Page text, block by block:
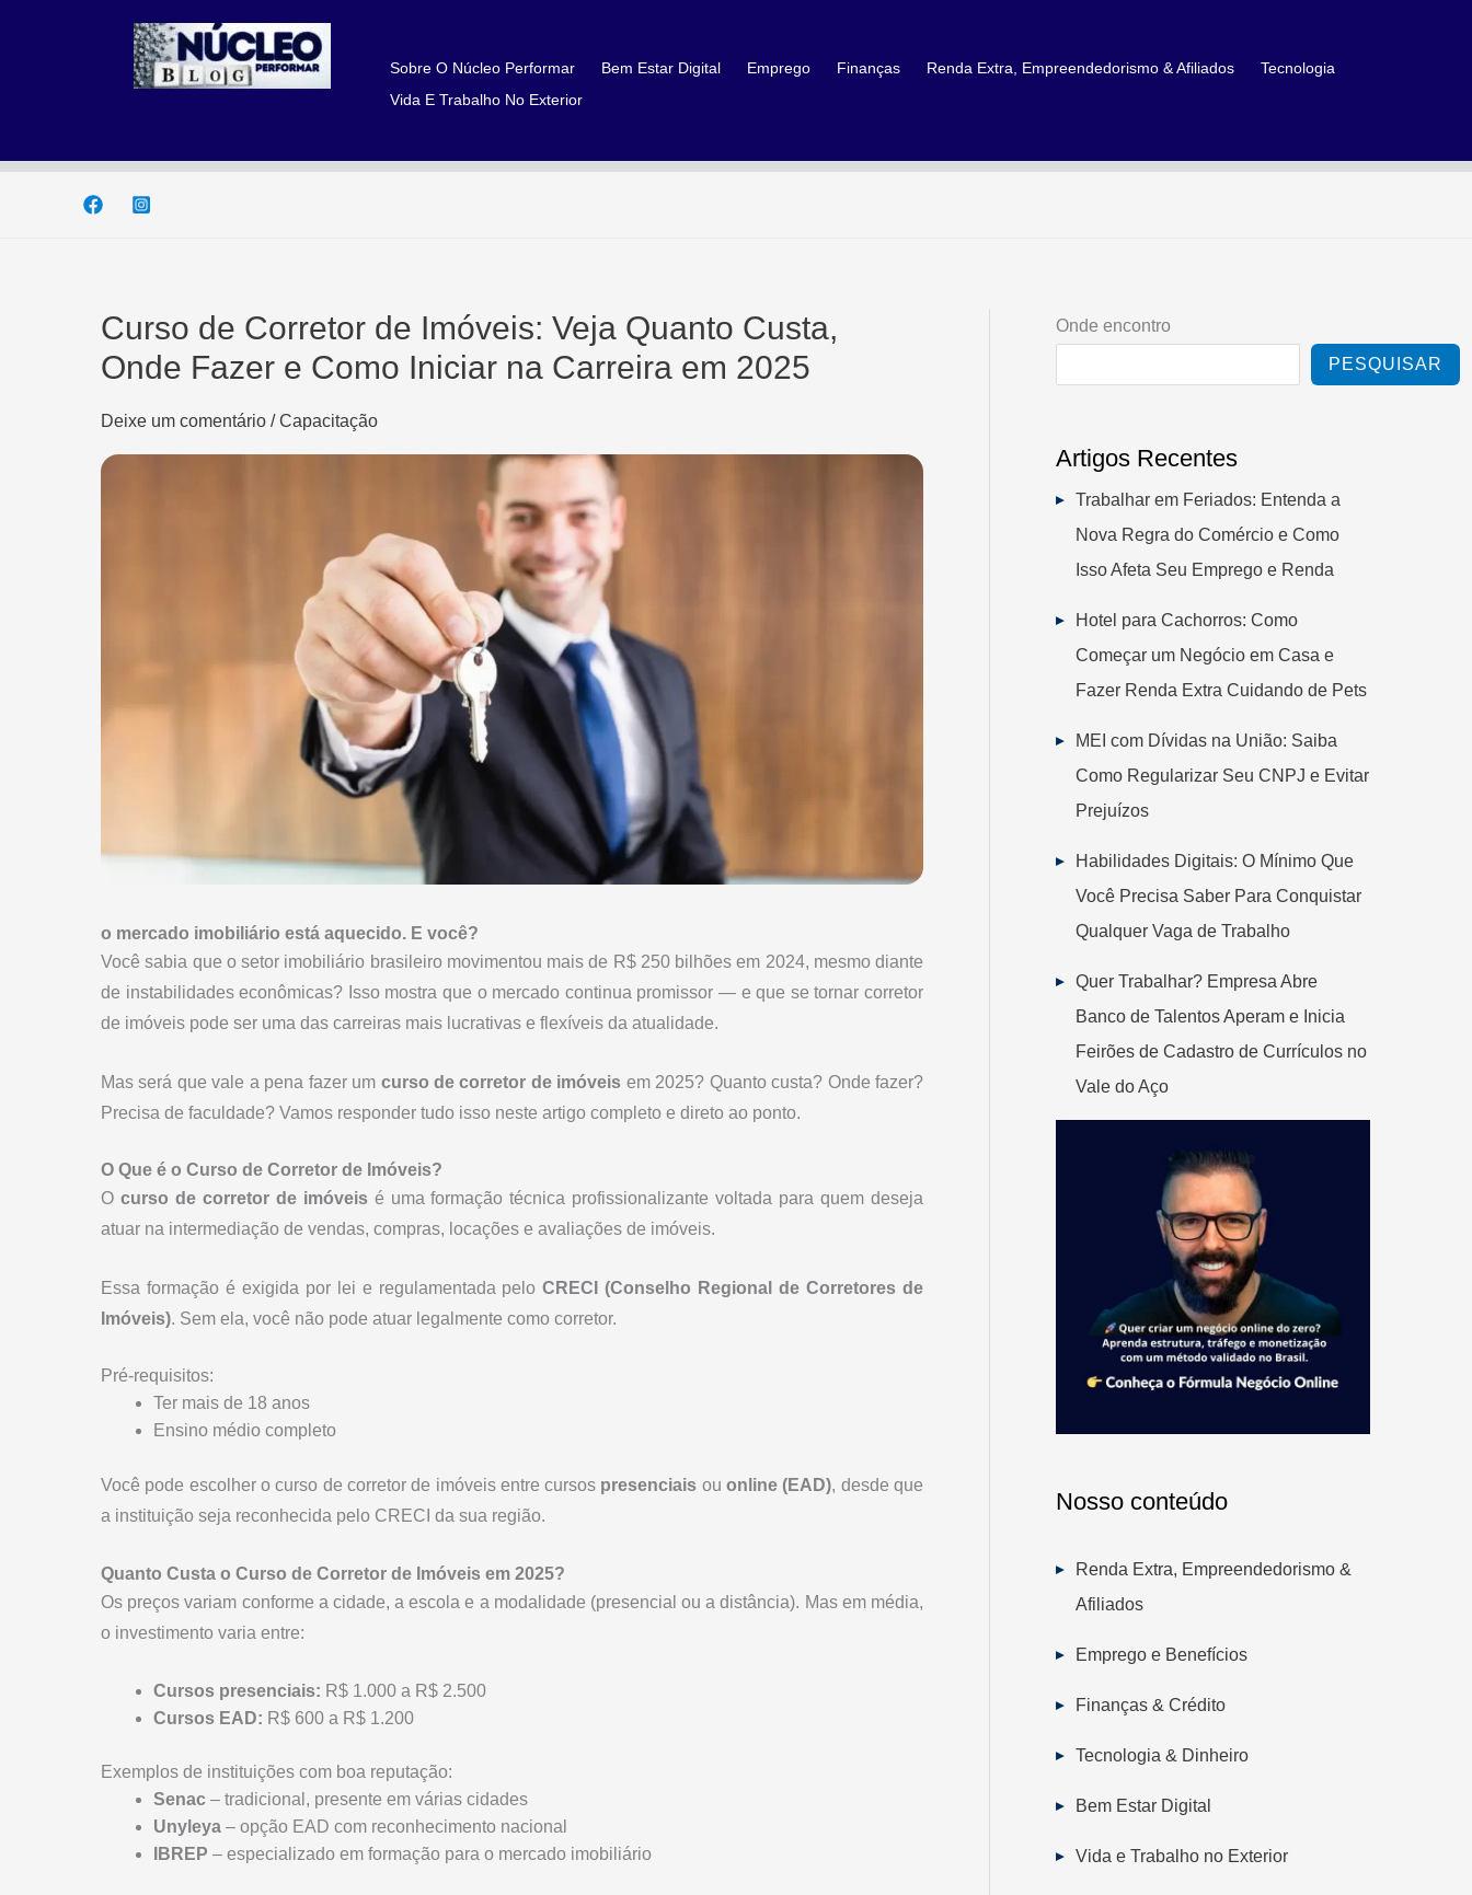
Sobre O Núcleo Performar Bem Estar Digital Emprego Finanças Renda Extra, Empreendedorismo & Afiliados
Tecnologia
Vida E Trabalho No Exterior
Curso de Corretor de Imóveis: Veja Quanto Custa,
Onde Fazer e Como Iniciar na Carreira em 2025
Deixe um comentário /Capacitação
o mercado imobiliário está aquecido. E você?
Você sabia que o setor imobiliário brasileiro movimentou mais de R$ 250 bilhões em 2024, mesmo diante
de instabilidades econômicas? Isso mostra que o mercado continua promissor — e que se tornar corretor
de imóveis pode ser uma das carreiras mais lucrativas e flexíveis da atualidade.
Mas será que vale a pena fazer um curso de corretor de imóveis em 2025? Quanto custa? Onde fazer?
Precisa de faculdade? Vamos responder tudo isso neste artigo completo e direto ao ponto.
O Que é o Curso de Corretor de Imóveis?
O curso de corretor de imóveisé uma formação técnica profissionalizante voltada para quem deseja
atuar na intermediação de vendas, compras, locações e avaliações de imóveis.
Essa formação é exigida por lei e regulamentada peloCRECI (Conselho Regional de Corretores de
Imóveis). Sem ela, você não pode atuar legalmente como corretor.
Pré-requisitos:
Ter mais de 18 anos
Ensino médio completo
Você pode escolher o curso de corretor de imóveis entre cursos presenciais ouonline (EAD), desde que
a instituição seja reconhecida pelo CRECI da sua região.
Quanto Custa o Curso de Corretor de Imóveis em 2025?
Os preços variam conforme a cidade, a escola e a modalidade (presencial ou a distância). Mas em média,
o investimento varia entre:
Cursos presenciais: R$ 1.000 a R$ 2.500
Cursos EAD: R$ 600 a R$ 1.200
Exemplos de instituições com boa reputação:
Senac – tradicional, presente em várias cidades
Unyleya – opção EAD com reconhecimento nacional
IBREP – especializado em formação para o mercado imobiliário
Onde encontro
PESQUISAR
Artigos Recentes
Trabalhar em Feriados: Entenda a
Nova Regra do Comércio e Como
Isso Afeta Seu Emprego e Renda
Hotel para Cachorros: Como
Começar um Negócio em Casa e
Fazer Renda Extra Cuidando de Pets
MEI com Dívidas na União: Saiba
Como Regularizar Seu CNPJ e Evitar
Prejuízos
Habilidades Digitais: O Mínimo Que
Você Precisa Saber Para Conquistar
Qualquer Vaga de Trabalho
Quer Trabalhar? Empresa Abre
Banco de Talentos Aperam e Inicia
Feirões de Cadastro de Currículos no
Vale do Aço
Nosso conteúdo
Renda Extra, Empreendedorismo &
Afiliados
Emprego e Benefícios
Finanças & Crédito
Tecnologia & Dinheiro
Bem Estar Digital
Vida e Trabalho no Exterior